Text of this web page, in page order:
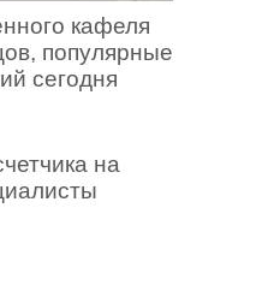
кафеля
популярные
сегодня
на